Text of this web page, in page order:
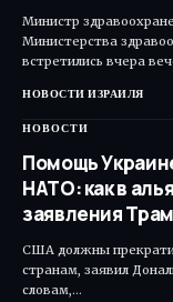
Министр
Министерства
встретились вчера
НОВОСТИ ИЗРАИЛЯ
НОВОСТИ
Помощь
НАТО: как в
заявления
США должны
странам, заявил
словам,…